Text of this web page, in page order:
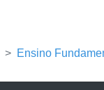
Ensino